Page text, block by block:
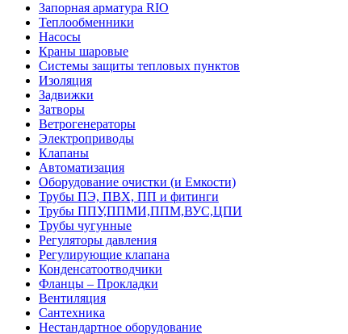
Запорная арматура RIO
Теплообменники
Насосы
Краны шаровые
Системы защиты тепловых пунктов
Изоляция
Задвижки
Затворы
Ветрогенераторы
Электроприводы
Клапаны
Автоматизация
Оборудование очистки (и Емкости)
Трубы ПЭ, ПВХ, ПП и фитинги
Трубы ППУ,ППМИ,ППМ,ВУС,ЦПИ
Трубы чугунные
Регуляторы давления
Регулирующие клапана
Конденсатоотводчики
Фланцы – Прокладки
Вентиляция
Сантехника
Нестандартное оборудование